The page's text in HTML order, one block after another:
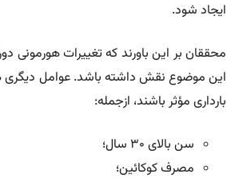
ایجاد شود.
محققان بر این باورند که تغییرات هورمونی
این موضوع نقش داشته باشد. عوامل دیگری
بارداری مؤثر باشند، ازجمله:
سن بالای ۳۰ سال؛
مصرف کوکائین؛